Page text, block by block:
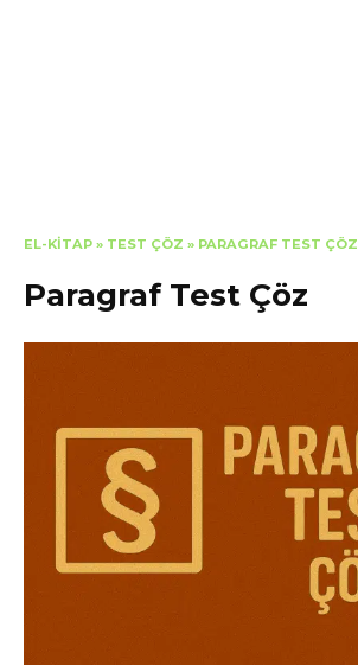
EL-KITAP » TEST ÇÖZ » PARAGRAF TEST ÇÖZ
Paragraf Test Çöz